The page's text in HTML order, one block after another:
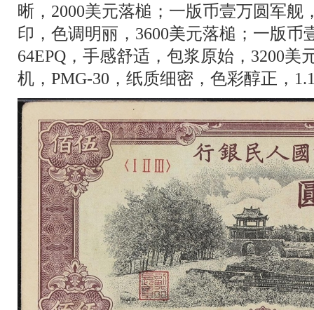
晰，2000美元落槌；一版币壹万圆军舰
印，色调明丽，3600美元落槌；一版币
64EPQ，手感舒适，包浆原始，3200美
机，PMG-30，纸质细密，色彩醇正，